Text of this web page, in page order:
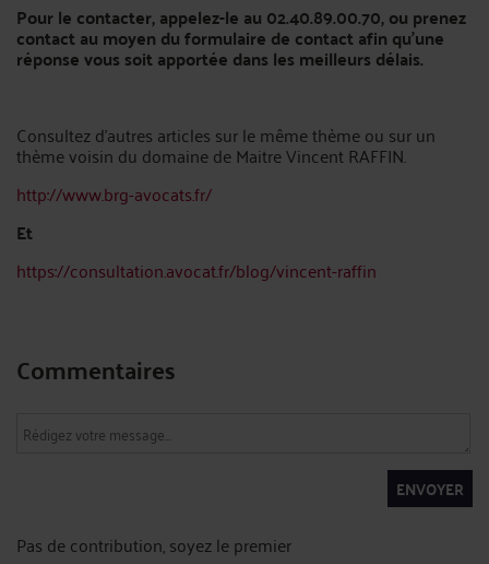
Pour le contacter, appelez-le au 02.40.89.00.70, ou prenez
contact au moyen du formulaire de contact afin qu’une
réponse vous soit apportée dans les meilleurs délais.
Consultez d'autres articles sur le même thème ou sur un
thème voisin du domaine de Maitre Vincent RAFFIN.
http://www.brg-avocats.fr/
Et
https://consultation.avocat.fr/blog/vincent-raffin
Commentaires
ENVOYER
Pas de contribution, soyez le premier